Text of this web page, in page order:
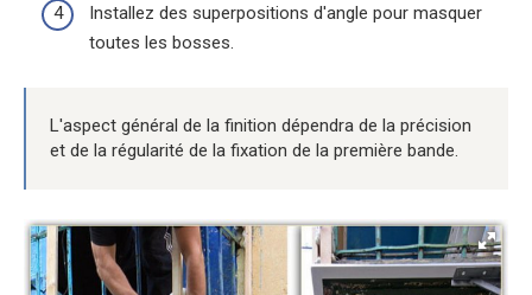
Installez des superpositions d'angle pour masquer
toutes les bosses.
L'aspect général de la finition dépendra de la précision
et de la régularité de la fixation de la première bande.